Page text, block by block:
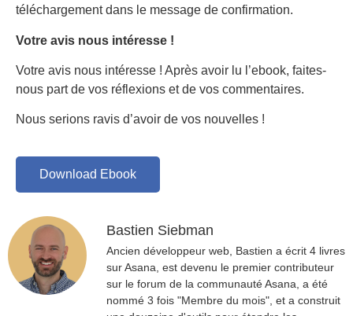
téléchargement dans le message de confirmation.
Votre avis nous intéresse !
Votre avis nous intéresse ! Après avoir lu l’ebook, faites-
nous part de vos réflexions et de vos commentaires.
Nous serions ravis d’avoir de vos nouvelles !
Download Ebook
Bastien Siebman
Ancien développeur web, Bastien a écrit 4 livres
sur Asana, est devenu le premier contributeur
sur le forum de la communauté Asana, a été
nommé 3 fois "Membre du mois", et a construit